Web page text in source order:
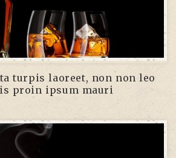
turpis laoreet, non non leo
proin ipsum mauri